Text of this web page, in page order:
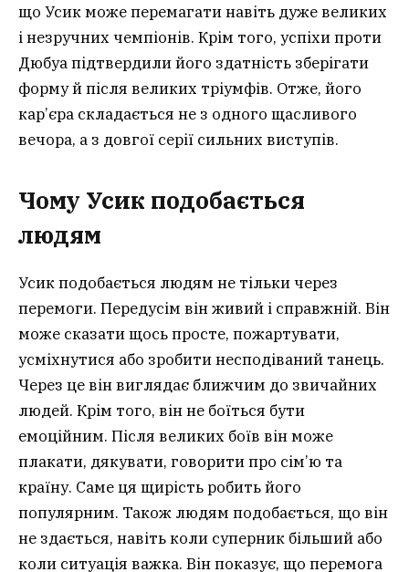
що Усик може перемагати навіть дуже великих
і незручних чемпіонів. Крім того, успіхи проти
Дюбуа підтвердили його здатність зберігати
форму й після великих тріумфів. Отже, його
кар’єра складається не з одного щасливого
вечора, а з довгої серії сильних виступів.
Чому Усик подобається
людям
Усик подобається людям не тільки через
перемоги. Передусім він живий і справжній. Він
може сказати щось просте, пожартувати,
усміхнутися або зробити несподіваний танець.
Через це він виглядає ближчим до звичайних
людей. Крім того, він не боїться бути
емоційним. Після великих боїв він може
плакати, дякувати, говорити про сім’ю та
країну. Саме ця щирість робить його
популярним. Також людям подобається, що він
не здається, навіть коли суперник більший або
коли ситуація важка. Він показує, що перемога